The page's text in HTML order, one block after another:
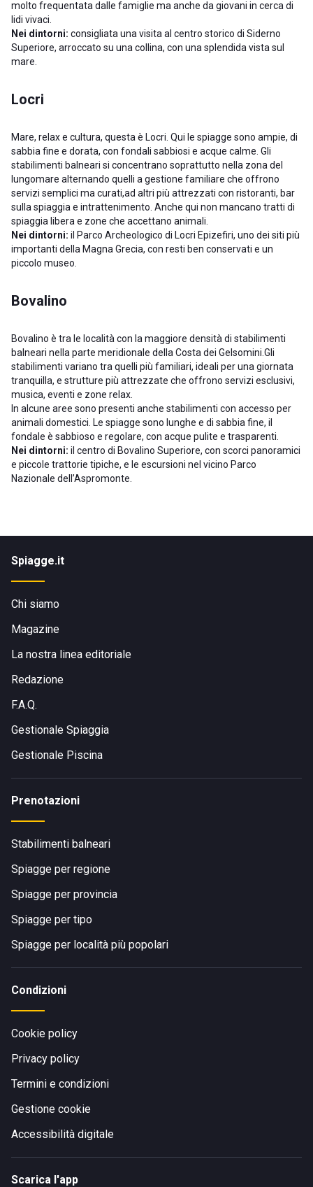
molto frequentata dalle famiglie ma anche da giovani in cerca di
lidi vivaci.
Nei dintorni: consigliata una visita al centro storico di Siderno
Superiore, arroccato su una collina, con una splendida vista sul
mare.
Locri
Mare, relax e cultura, questa è Locri. Qui le spiagge sono ampie, di
sabbia fine e dorata, con fondali sabbiosi e acque calme. Gli
stabilimenti balneari si concentrano soprattutto nella zona del
lungomare alternando quelli a gestione familiare che offrono
servizi semplici ma curati,ad altri più attrezzati con ristoranti, bar
sulla spiaggia e intrattenimento. Anche qui non mancano tratti di
spiaggia libera e zone che accettano animali.
Nei dintorni: il Parco Archeologico di Locri Epizefiri, uno dei siti più
importanti della Magna Grecia, con resti ben conservati e un
piccolo museo.
Bovalino
Bovalino è tra le località con la maggiore densità di stabilimenti
balneari nella parte meridionale della Costa dei Gelsomini.Gli
stabilimenti variano tra quelli più familiari, ideali per una giornata
tranquilla, e strutture più attrezzate che offrono servizi esclusivi,
musica, eventi e zone relax.
In alcune aree sono presenti anche stabilimenti con accesso per
animali domestici. Le spiagge sono lunghe e di sabbia fine, il
fondale è sabbioso e regolare, con acque pulite e trasparenti.
Nei dintorni: il centro di Bovalino Superiore, con scorci panoramici
e piccole trattorie tipiche, e le escursioni nel vicino Parco
Nazionale dell’Aspromonte.
Spiagge.it
Chi siamo
Magazine
La nostra linea editoriale
Redazione
F.A.Q.
Gestionale Spiaggia
Gestionale Piscina
Prenotazioni
Stabilimenti balneari
Spiagge per regione
Spiagge per provincia
Spiagge per tipo
Spiagge per località più popolari
Condizioni
Cookie policy
Privacy policy
Termini e condizioni
Gestione cookie
Accessibilità digitale
Scarica l'app